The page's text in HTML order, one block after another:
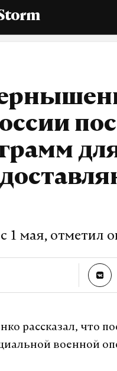
1 мая, отметил
рассказал, что
военной